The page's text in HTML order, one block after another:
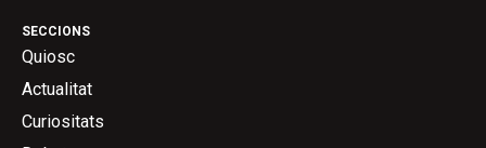
SECCIONS
Quiosc
Actualitat
Curiositats